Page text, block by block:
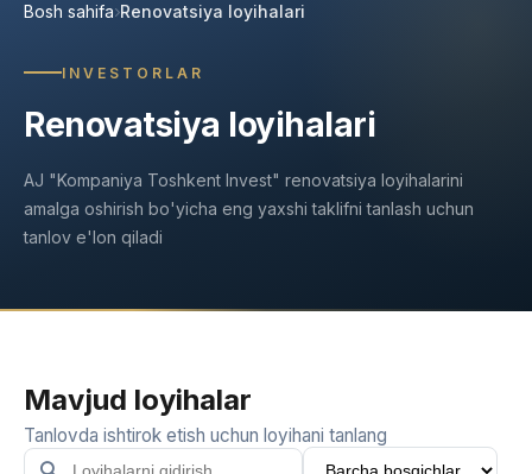
Bosh sahifa Renovatsiya loyihalari
INVESTORLAR
Renovatsiya loyihalari
AJ "Kompaniya Toshkent Invest" renovatsiya loyihalarini
amalga oshirish bo'yicha eng yaxshi taklifni tanlash uchun
tanlov e'lon qiladi
Mavjud loyihalar
Tanlovda ishtirok etish uchun loyihani tanlang